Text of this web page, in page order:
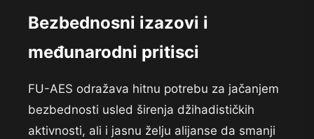
Bezbednosni izazovi i
međunarodni pritisci
FU-AES odražava hitnu potrebu za jačanjem
bezbednosti usled širenja džihadističkih
aktivnosti, ali i jasnu želju alijanse da smanji